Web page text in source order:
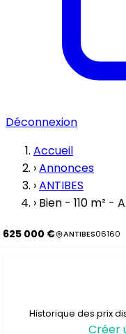
Déconnexion
Accueil
›Annonces
›ANTIBES
› Bien - 110 m² -
625 000 € ANTIBES06160
Historique des prix
Créer